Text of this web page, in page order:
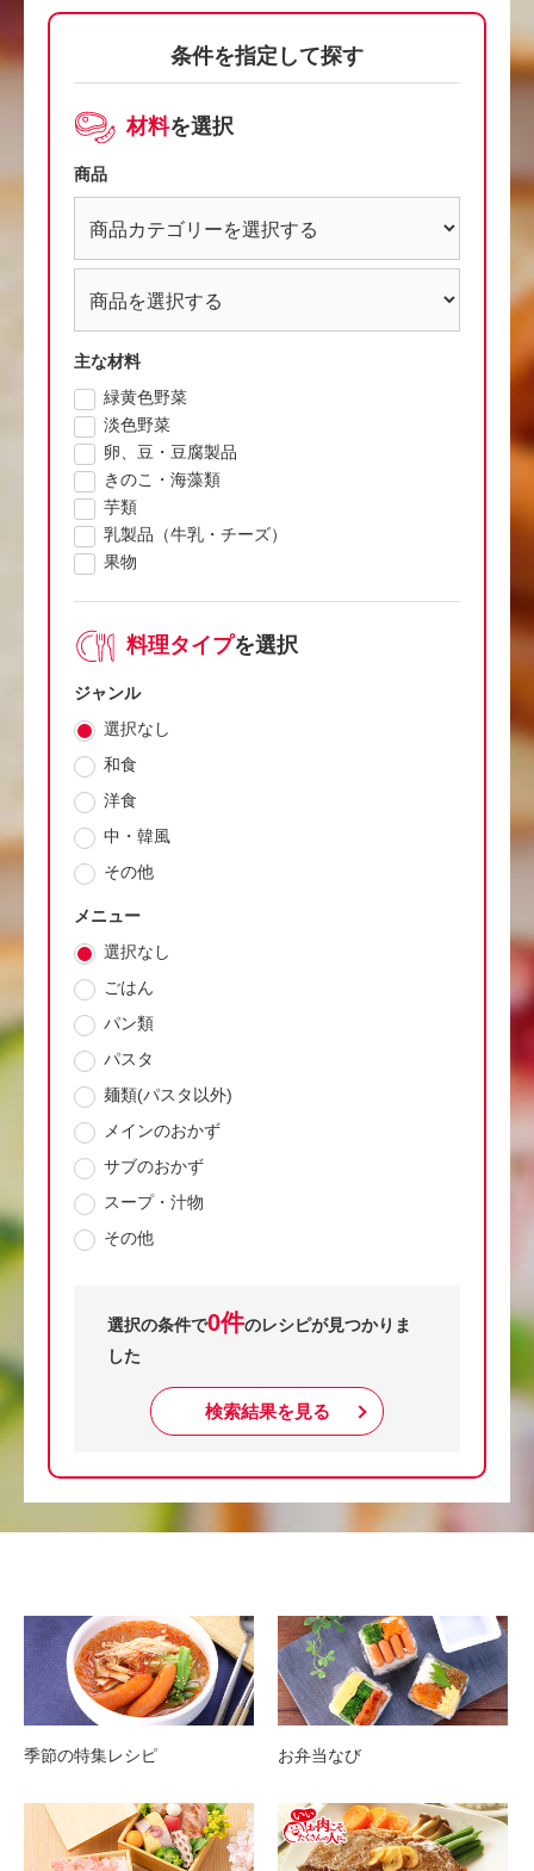
条件を指定して探す
材料を選択
商品
主な材料
緑黄色野菜
淡色野菜
卵、豆・豆腐製品
きのこ・海藻類
芋類
乳製品（牛乳・チーズ）
果物
料理タイプを選択
ジャンル
選択なし
和食
洋食
中・韓風
その他
メニュー
選択なし
ごはん
パン類
パスタ
麺類(パスタ以外)
メインのおかず
サブのおかず
スープ・汁物
その他
選択の条件で0件のレシピが見つかりま
した
検索結果を見る
季節の特集レシピ お弁当なび